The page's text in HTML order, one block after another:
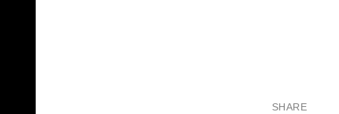
SHARE